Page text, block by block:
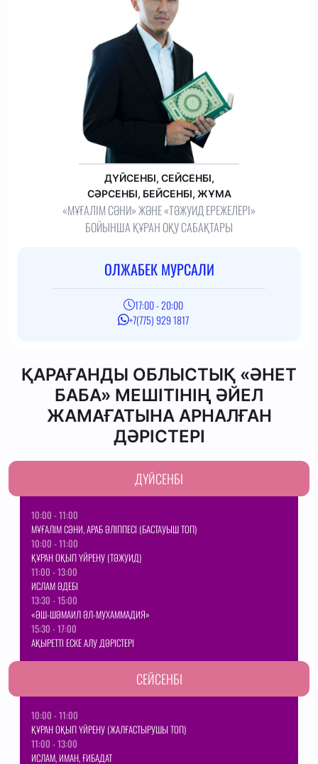
ДҮЙСЕНБІ, СЕЙСЕНБІ,
СӘРСЕНБІ, БЕЙСЕНБІ, ЖҰМА
«МҰҒАЛІМ СӘНИ» ЖӘНЕ «ТӘЖУИД ЕРЕЖЕЛЕРІ»
БОЙЫНША ҚҰРАН ОҚУ САБАҚТАРЫ
ОЛЖАБЕК МУРСАЛИ
17:00 - 20:00
+7(775) 929 1817
ҚАРАҒАНДЫ ОБЛЫСТЫҚ «ӘНЕТ
БАБА» МЕШІТІНІҢ ӘЙЕЛ
ЖАМАҒАТЫНА АРНАЛҒАН
ДӘРІСТЕРІ
ДҮЙСЕНБІ
10:00 - 11:00
МҰҒАЛІМ СӘНИ, АРАБ ӘЛІППЕСІ (БАСТАУЫШ ТОП)
10:00 - 11:00
ҚҰРАН ОҚЫП ҮЙРЕНУ (ТӘЖУИД)
11:00 - 13:00
ИСЛАМ ӘДЕБІ
13:30 - 15:00
«ӘШ-ШӘМАИЛ ӘЛ-МУХАММАДИЯ»
15:30 - 17:00
АҚЫРЕТТІ ЕСКЕ АЛУ ДӘРІСТЕРІ
СЕЙСЕНБІ
10:00 - 11:00
ҚҰРАН ОҚЫП ҮЙРЕНУ (ЖАЛҒАСТЫРУШЫ ТОП)
11:00 - 13:00
ИСЛАМ, ИМАН, ҒИБАДАТ